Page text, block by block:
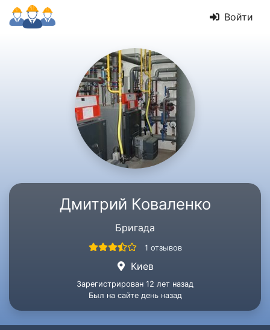
Войти
Дмитрий Коваленко
Бригада
1 отзывов
Киев
Зарегистрирован 12 лет назад
Был на сайте день назад